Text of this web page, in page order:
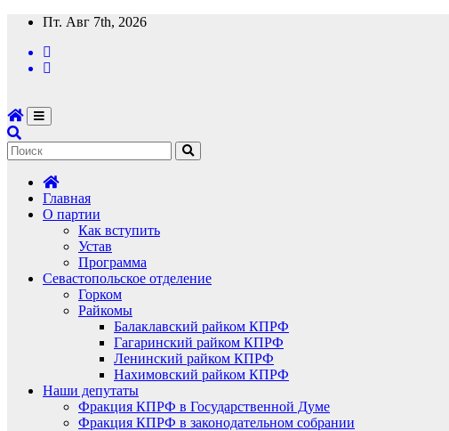
Перейти
содержимому
Пт. Авг 7th, 2026
Главная
О партии
Как вступить
Устав
Программа
Севастопольское отделение
Горком
Райкомы
Балаклавский райком КПРФ
Гагаринский райком КПРФ
Ленинский райком КПРФ
Нахимовский райком КПРФ
Наши депутаты
Фракция КПРФ в Государственной Думе
Фракция КПРФ в законодательном собрании